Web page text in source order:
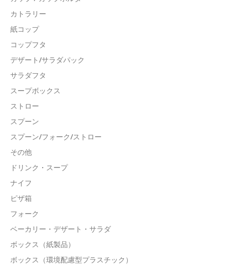
カトラリー
紙コップ
コップフタ
デザート/サラダパック
サラダフタ
スープボックス
ストロー
スプーン
スプーン/フォーク/ストロー
その他
ドリンク・スープ
ナイフ
ピザ箱
フォーク
ベーカリー・デザート・サラダ
ボックス（紙製品）
ボックス（環境配慮型プラスチック）